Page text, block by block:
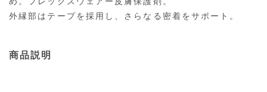
外縁部はテープを採用し、さらなる密着をサポート。
商品説明